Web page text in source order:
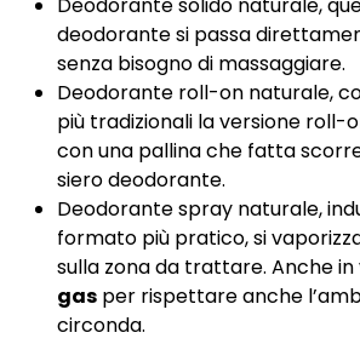
deodorante si passa
senza bisogno di massaggiare.
Deodorante roll-on naturale,
più tradizionali la versione roll-
con una pallina che fatta
siero deodorante.
Deodorante spray naturale,
formato più pratico, si
sulla zona da trattare. Anche in
gas per rispettare anche
circonda.